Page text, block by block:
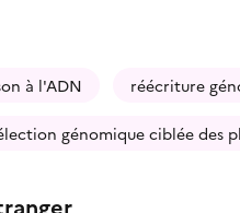
à l'ADN réécriture
génomique ciblée des